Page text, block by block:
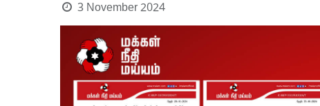
3 November 2024